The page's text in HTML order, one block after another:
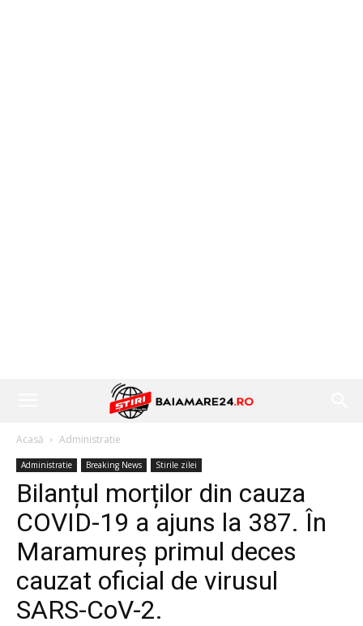
Acasă Administratie
Administratie Breaking News Stirile zilei
Bilanțul morților din cauza
COVID-19 a ajuns la 387. În
Maramureș primul deces
cauzat oficial de virusul
SARS-CoV-2.